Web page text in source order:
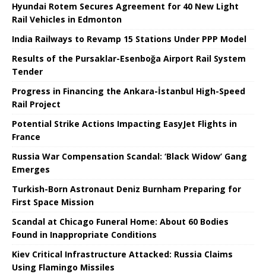
Hyundai Rotem Secures Agreement for 40 New Light
Rail Vehicles in Edmonton
India Railways to Revamp 15 Stations Under PPP Model
Results of the Pursaklar-Esenboğa Airport Rail System
Tender
Progress in Financing the Ankara-İstanbul High-Speed ​​
Rail Project
Potential Strike Actions Impacting EasyJet Flights in
France
Russia War Compensation Scandal: ‘Black Widow’ Gang
Emerges
Turkish-Born Astronaut Deniz Burnham Preparing for
First Space Mission
Scandal at Chicago Funeral Home: About 60 Bodies
Found in Inappropriate Conditions
Kiev Critical Infrastructure Attacked: Russia Claims
Using Flamingo Missiles